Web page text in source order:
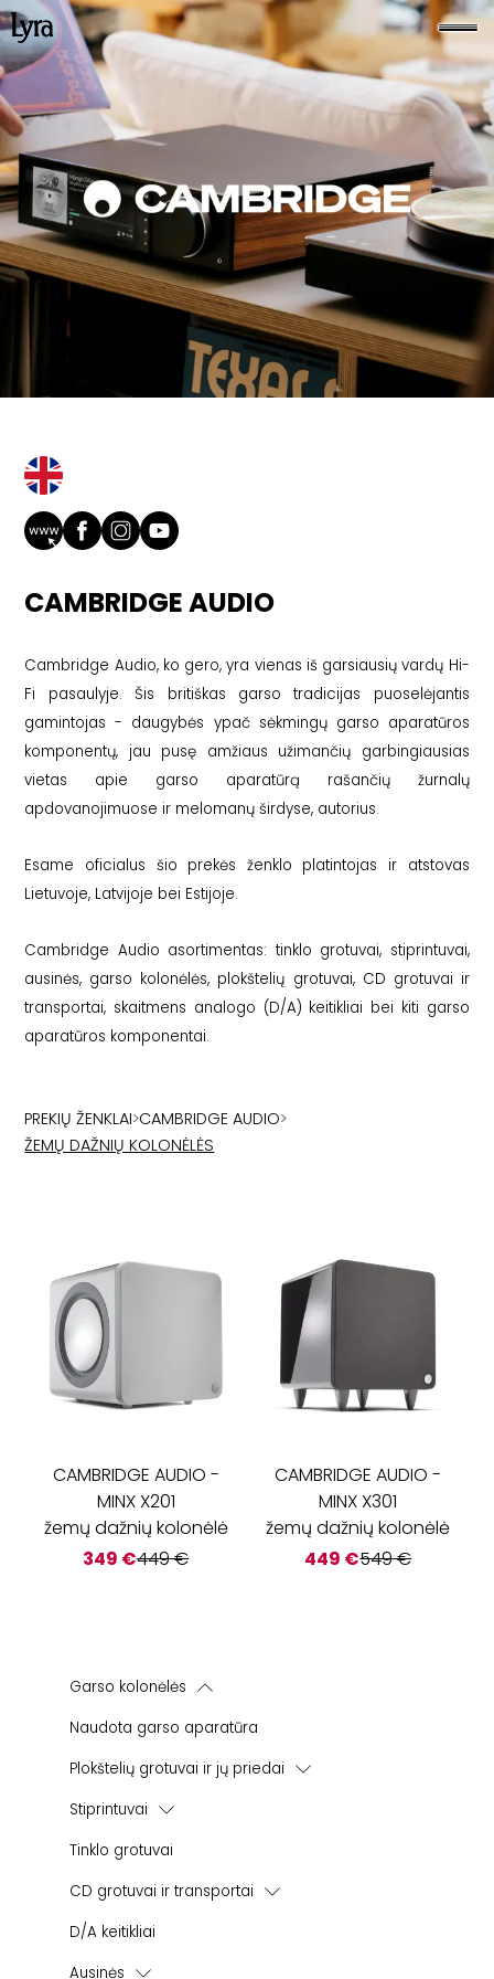
CAMBRIDGE AUDIO
Cambridge Audio, ko gero, yra vienas iš garsiausių vardų Hi-
Fi pasaulyje. Šis britiškas garso tradicijas puoselėjantis
gamintojas - daugybės ypač sėkmingų garso aparatūros
komponentų, jau pusę amžiaus užimančių garbingiausias
vietas apie garso aparatūrą rašančių žurnalų
apdovanojimuose ir melomanų širdyse, autorius.
Esame oficialus šio prekės ženklo platintojas ir atstovas
Lietuvoje, Latvijoje bei Estijoje.
Cambridge Audio asortimentas: tinklo grotuvai, stiprintuvai,
ausinės, garso kolonėlės, plokštelių grotuvai, CD grotuvai ir
transportai, skaitmens analogo (D/A) keitikliai bei kiti garso
aparatūros komponentai.
PREKIŲ ŽENKLAI>CAMBRIDGE AUDIO>
ŽEMŲ DAŽNIŲ KOLONĖLĖS
Garso kolonėlės
Lentyninės garso kolonėlės
Namų kino sistemos
Instaliacinės kolonėlės
Lauko kolonėlės
Naudota garso aparatūra
Plokštelių grotuvai ir jų priedai
Korekciniai stiprintuvai
Stiprintuvai
Integruoti stiprintuvai
Galios stiprintuvai
Tinklo grotuvai
CD grotuvai ir transportai
CD grotuvai
D/A keitikliai
Ausinės
CAMBRIDGE AUDIO -
MINX X201
žemų dažnių kolonėlė
349 €449€
CAMBRIDGE AUDIO -
MINX X301
žemų dažnių kolonėlė
449 €549€